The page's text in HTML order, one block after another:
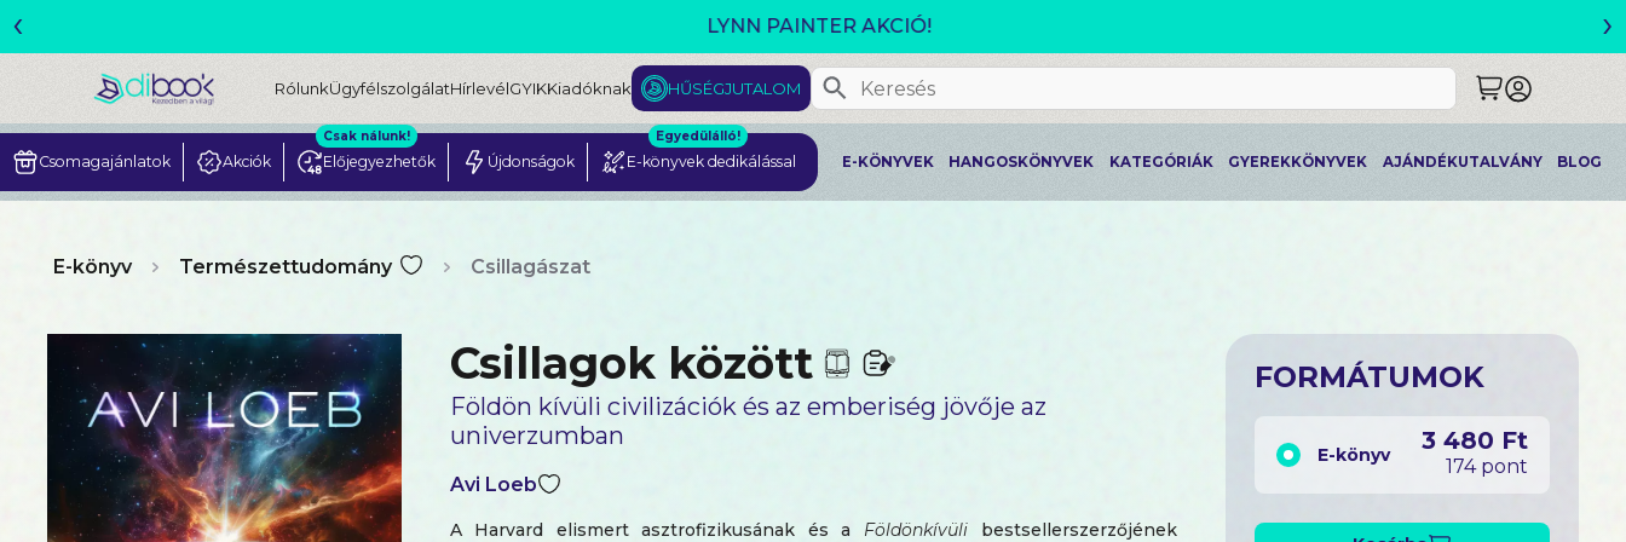
MEGJELENT! L. J. SHEN: LEGVADABB ÁLMAIMBAN SZERETLEK
‹ ›
RólunkÜgyfélszolgálatHírlevélGYIKKiadóknak HŰSÉGJUTALOM
Csomagajánlatok Akciók Előjegyezhetők
Csak nálunk!
Újdonságok E-könyvek dedikálással
Egyedülálló!
E-KÖNYVEK HANGOSKÖNYVEK KATEGÓRIÁK GYEREKKÖNYVEK AJÁNDÉKUTALVÁNY BLOG
E-könyv Természettudomány Csillagászat
Csillagok ​között
Földön kívüli civilizációk és az emberiség jövője az
univerzumban
Avi Loeb
A Harvard elismert asztrofizikusának és a Földönkívülibestsellerszerzőjének
FORMÁTUMOK
E-könyv 3 480 Ft
174 pont